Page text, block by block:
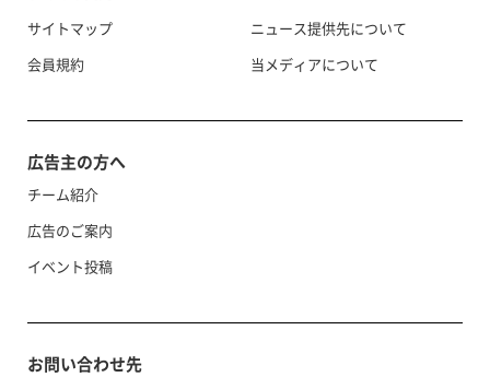
サイトマップ
会員規約
ニュース提供先について
当メディアについて
広告主の方へ
チーム紹介
広告のご案内
イベント投稿
お問い合わせ先